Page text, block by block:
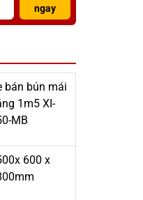
ngay
bán bún mái
1m5 XI-
MB
600 x